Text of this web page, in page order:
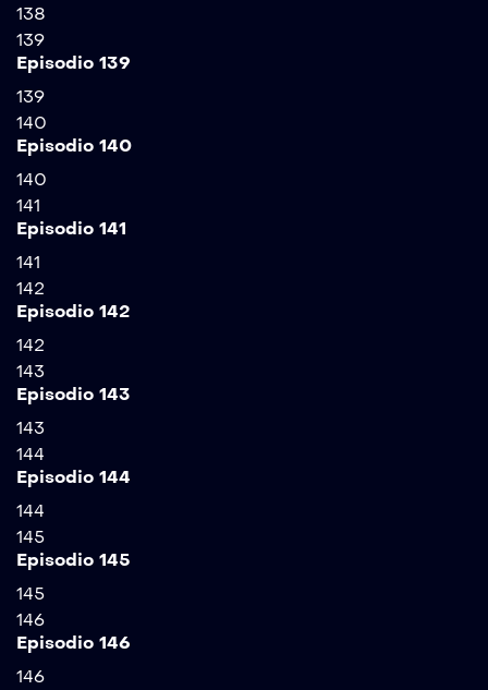
138
139
Episodio 139
139
140
Episodio 140
140
141
Episodio 141
141
142
Episodio 142
142
143
Episodio 143
143
144
Episodio 144
144
145
Episodio 145
145
146
Episodio 146
146